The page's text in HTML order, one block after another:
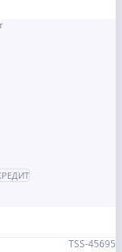
TSS-45695